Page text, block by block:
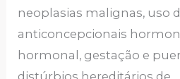
neoplasias malignas, uso
anticoncepcionais
hormonal, gestação e